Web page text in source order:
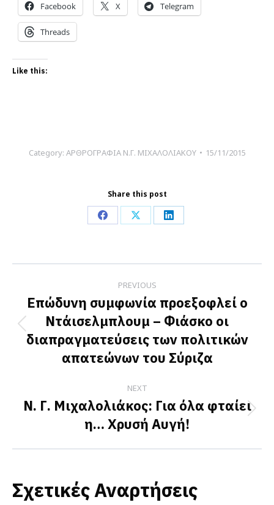
Facebook X Telegram
Threads
Like this:
Category: ΑΡΘΡΟΓΡΑΦΙΑ Ν.Γ. ΜΙΧΑΛΟΛΙΑΚΟΥ 15/11/2015
Share this post
Share
Facebook
Share
X
Share
LinkedIn
navigation
PREVIOUS
Previous
post:
Επώδυνη συμφωνία προεξοφλεί ο
Ντάισελμπλουμ – Φιάσκο οι
διαπραγματεύσεις των πολιτικών
απατεώνων του Σύριζα
NEXT
Next
post:
Ν. Γ. Μιχαλολιάκος: Για όλα φταίει
η… Χρυσή Αυγή!
Σχετικές Αναρτήσεις